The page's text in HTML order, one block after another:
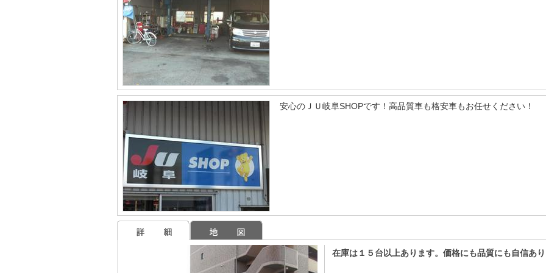
安心のＪＵ岐阜SHOPです！高品質車も格安車もお任せください！
在庫は１５台以上あります。価格にも品質にも自信あ